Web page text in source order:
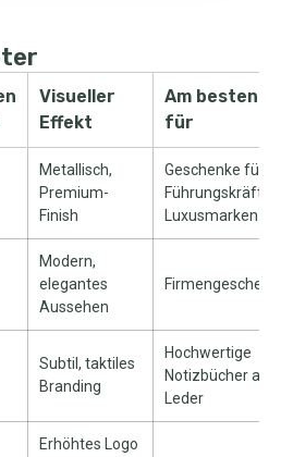
Visueller
Effekt
Am besten
für
Metallisch,
Premium-
Finish
Geschenke für
Führungskräfte
Luxusmarken
Modern,
elegantes
Aussehen
Subtil, taktiles
Branding
Hochwertige
Notizbücher aus
Leder
Erhöhtes Logo